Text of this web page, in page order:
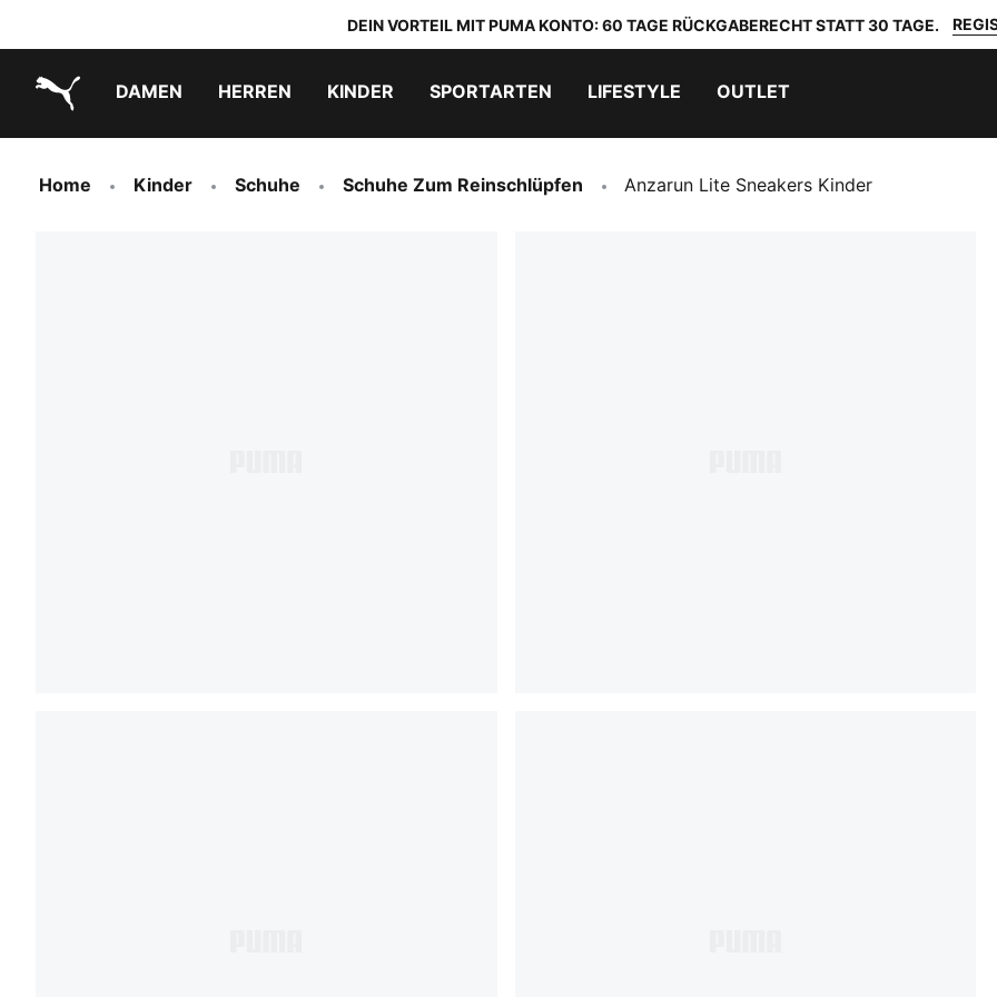
DEIN VORTEIL MIT PUMA KONTO: 60 TAGE RÜCKGABERECHT STATT 30 TAGE.
DAMEN HERREN KINDER SPORTARTEN LIFESTYLE OUTLET
Home Kinder Schuhe Schuhe Zum Reinschlüpfen Anzarun Lite Sneakers Kinder